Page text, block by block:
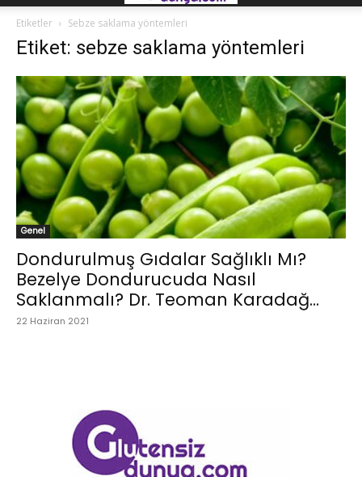
Etiketler Sebze saklama yöntemleri
Etiket: sebze saklama yöntemleri
Genel
Dondurulmuş Gıdalar Sağlıklı Mı?
Bezelye Dondurucuda Nasıl
Saklanmalı? Dr. Teoman Karadağ...
22 Haziran 2021